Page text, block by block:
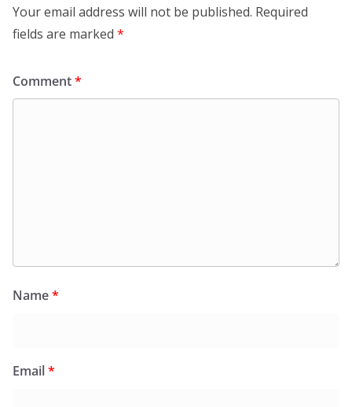
Your email address will not be published. Required
fields are marked *
Comment*
Name*
Email*